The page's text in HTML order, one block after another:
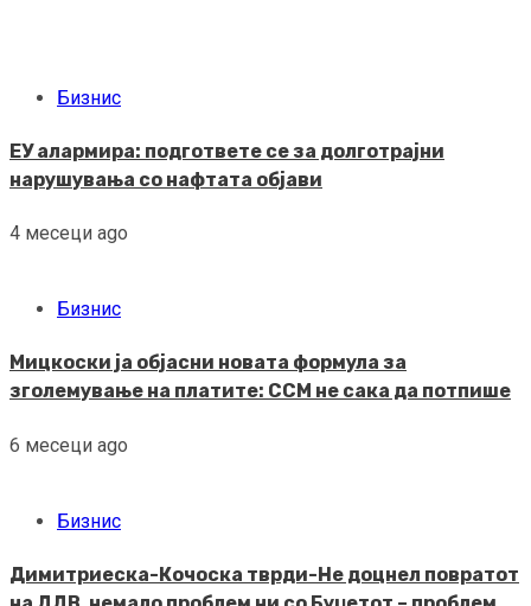
Бизнис
ЕУ алармира: подгответе се за долготрајни
нарушувања со нафтата објави
4 месеци ago
Бизнис
Мицкоски ја објасни новата формула за
зголемување на платите: ССМ не сака да потпише
6 месеци ago
Бизнис
Димитриеска-Кочоска тврди-Не доцнел повратот